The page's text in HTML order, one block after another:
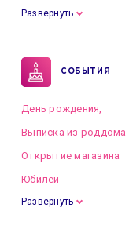
Развернуть
СОБЫТИЯ
День рождения,
Выписка из роддома
Открытие магазина
Юбилей
Развернуть